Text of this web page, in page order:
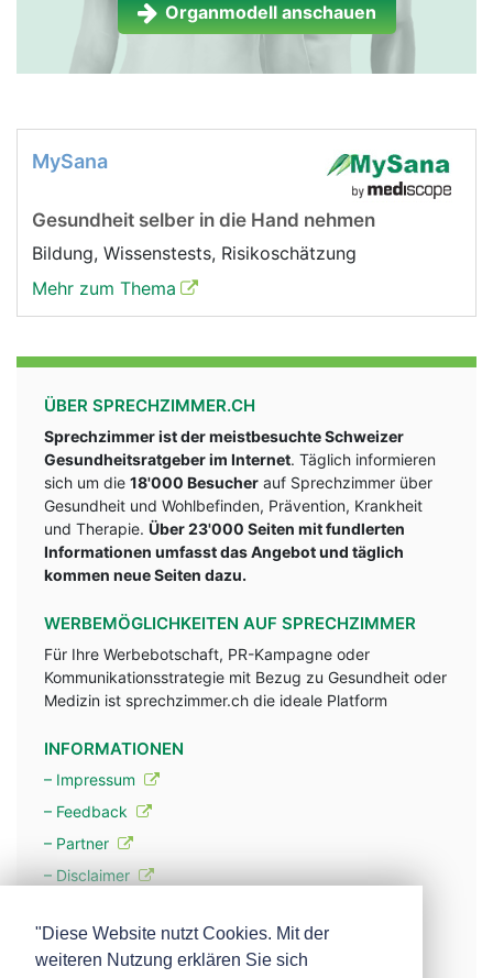
Organmodell anschauen
MySana
Gesundheit selber in die Hand nehmen
Bildung, Wissenstests, Risikoschätzung
Mehr zum Thema
ÜBER SPRECHZIMMER.CH
Sprechzimmer ist der meistbesuchte Schweizer
Gesundheitsratgeber im Internet. Täglich informieren
sich um die 18'000 Besucher auf Sprechzimmer über
Gesundheit und Wohlbefinden, Prävention, Krankheit
und Therapie. Über 23'000 Seiten mit fundlerten
Informationen umfasst das Angebot und täglich
kommen neue Seiten dazu.
WERBEMÖGLICHKEITEN AUF SPRECHZIMMER
Für Ihre Werbebotschaft, PR-Kampagne oder
Kommunikationsstrategie mit Bezug zu Gesundheit oder
Medizin ist sprechzimmer.ch die ideale Platform
INFORMATIONEN
– Impressum
– Feedback
– Partner
– Disclaimer
– Werbung
"Diese Website nutzt Cookies. Mit der
weiteren Nutzung erklären Sie sich